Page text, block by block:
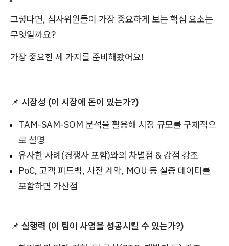
그렇다면, 심사위원들이 가장 중요하게 보는 핵심 요소는
무엇일까요?
가장 중요한 세 가지를 준비해봤어요!
📌 시장성 (이 시장에 돈이 있는가?)
TAM-SAM-SOM 분석을 활용해 시장 규모를 구체적으
로 설명
유사한 사례(경쟁사 포함)와의 차별점 & 강점 강조
PoC, 고객 피드백, 사전 계약, MOU 등 실증 데이터를
포함하면 가산점
📌 실행력 (이 팀이 사업을 성공시킬 수 있는가?)